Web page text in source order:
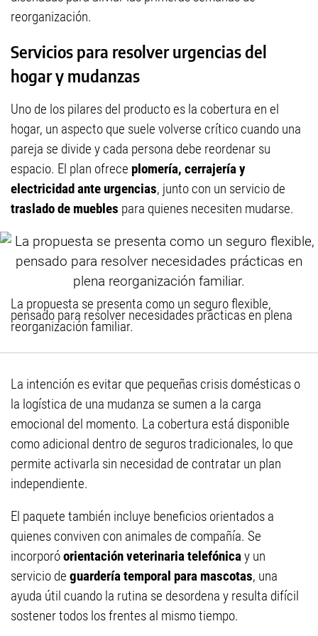
reorganización.
Servicios para resolver urgencias del
hogar y mudanzas
Uno de los pilares del producto es la cobertura en el
hogar, un aspecto que suele volverse crítico cuando una
pareja se divide y cada persona debe reordenar su
espacio. El plan ofrece plomería, cerrajería y
electricidad ante urgencias, junto con un servicio de
traslado de muebles para quienes necesiten mudarse.
La propuesta se presenta como un seguro flexible,
pensado para resolver necesidades prácticas en plena
reorganización familiar.
La intención es evitar que pequeñas crisis domésticas o
la logística de una mudanza se sumen a la carga
emocional del momento. La cobertura está disponible
como adicional dentro de seguros tradicionales, lo que
permite activarla sin necesidad de contratar un plan
independiente.
El paquete también incluye beneficios orientados a
quienes conviven con animales de compañía. Se
incorporóorientación veterinaria telefónicay un
servicio de guardería temporal para mascotas, una
ayuda útil cuando la rutina se desordena y resulta difícil
sostener todos los frentes al mismo tiempo.